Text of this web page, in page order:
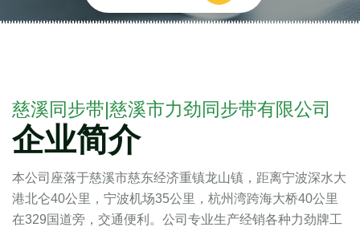
慈溪同步带|慈溪市力劲同步带有限公司
企业简介
本公司座落于慈溪市慈东经济重镇龙山镇，距离宁波深水大
港北仑40公里，宁波机场35公里，杭州湾跨海大桥40公里
在329国道旁，交通便利。公司专业生产经销各种力劲牌工